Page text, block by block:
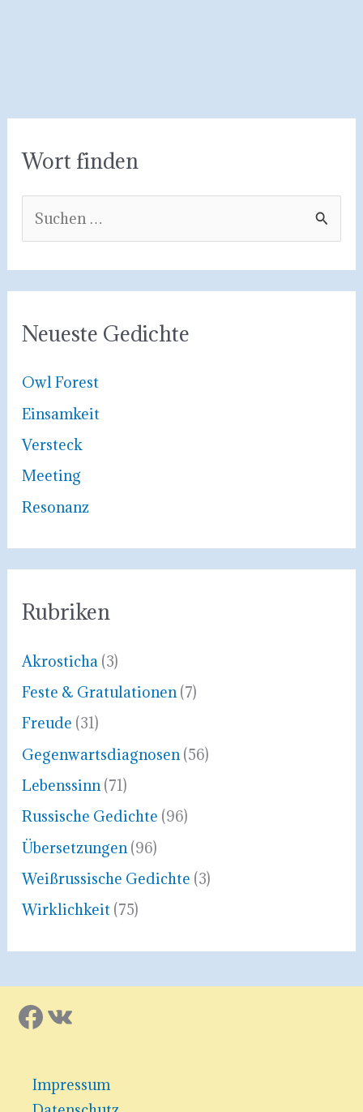
Wort finden
u
h
n
n
h
:
Neueste Gedichte
Owl Forest
Einsamkeit
Versteck
Meeting
Resonanz
Rubriken
Akrosticha (3)
Feste & Gratulationen(7)
Freude (31)
Gegenwartsdiagnosen (56)
Lebenssinn(71)
Russische Gedichte (96)
Übersetzungen (96)
Weißrussische Gedichte (3)
Wirklichkeit(75)
Facebook
VK
Impressum